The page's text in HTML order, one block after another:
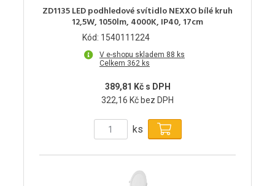
ZD1135 LED podhledové svítidlo NEXXO bílé kruh
12,5W, 1050lm, 4000K, IP40, 17cm
Kód: 1540111224
V e-shopu skladem 88 ks
Celkem 362 ks
389,81 Kč s DPH
322,16 Kč bez DPH
ks